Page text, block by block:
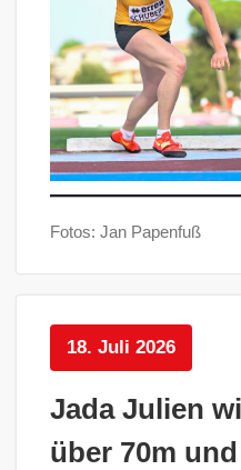
Fotos: Jan Papenfuß
18. Juli 2026
Jada Julien
über 70m